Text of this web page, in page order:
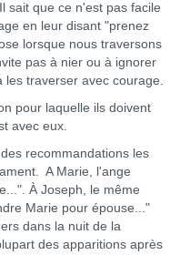
sait que ce n'est pas facile
en leur disant "prenez
lorsque nous traversons
pas à nier ou à ignorer
les traverser avec courage.
pour laquelle ils doivent
avec eux.
recommandations les
A Marie, l'ange
À Joseph, le même
Marie pour épouse..."
dans la nuit de la
des apparitions après